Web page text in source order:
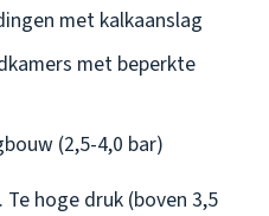
met kalkaanslag
met beperkte
(2,5-4,0 bar)
hoge druk (boven 3,5